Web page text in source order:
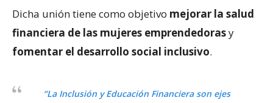
Dicha unión tiene como objetivo mejorar la salud
financiera de las mujeres emprendedorasy
fomentar el desarrollo social inclusivo.
“La Inclusión y Educación Financiera son ejes